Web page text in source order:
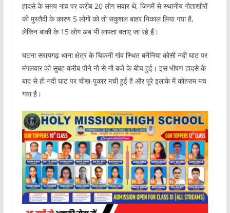
हादसे के समय नाव पर करीब 20 लोग सवार थे, जिनमें से स्थानीय गोताखोरों
की मुस्तैदी के कारण 5 लोगों को तो सकुशल बाहर निकाल लिया गया है,
लेकिन बाकी के 15 लोग अब भी लापता बताए जा रहे हैं।
घटना सरायगढ़ थाना क्षेत्र के चिकनी गांव स्थित बनैनिया कोसी नदी घाट पर
मंगलवार की सुबह करीब पौने नौ से नौ बजे के बीच हुई। इस भीषण हादसे के
बाद से ही नदी घाट पर चीख-पुकार मची हुई है और पूरे इलाके में कोहराम मच
गया है।